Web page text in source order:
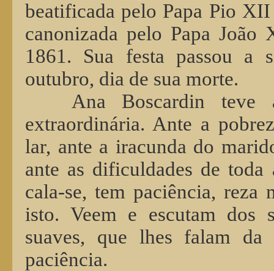
beatificada pelo Papa Pio
canonizada pelo Papa
1861. Sua festa passou a
outubro, dia de sua morte.
Ana Boscardin
extraordinária. Ante a
lar, ante a iracunda do
ante as dificuldades de
cala-se, tem paciência,
isto. Veem e escutam dos
suaves, que lhes falam
paciência.